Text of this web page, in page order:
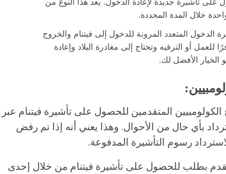
خلال المدة المحددة.
الدخول المتعدد المرونة للدخول إلى فيتنام والخروج
أو الترفيه وتحتاج إلى مغادرة البلاد وإعادة
الخيار الأفضل لك.
المتقدمين للحصول على تأشيرة فيتنام عبر
بأي حال من الأحوال. وهذا يعني أنه إذا تم رفض
رسوم التأشيرة المدفوعة.
بطلب للحصول على تأشيرة فيتنام من خلال إحدى